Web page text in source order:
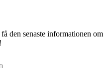
den senaste informationen om